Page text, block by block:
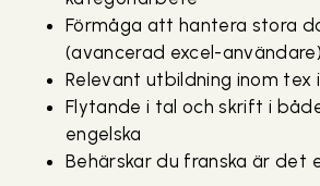
Förmåga att hantera stora
(avancerad excel-användare)
Relevant utbildning inom tex
Flytande i tal och skrift i
engelska
Behärskar du franska är det